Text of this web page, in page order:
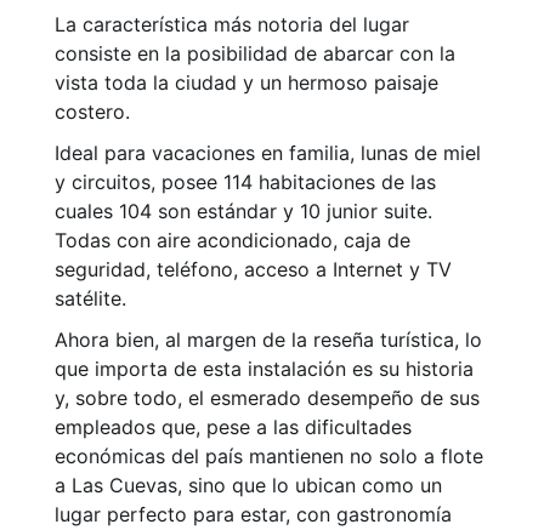
La característica más notoria del lugar
consiste en la posibilidad de abarcar con la
vista toda la ciudad y un hermoso paisaje
costero.
Ideal para vacaciones en familia, lunas de miel
y circuitos, posee 114 habitaciones de las
cuales 104 son estándar y 10 junior suite.
Todas con aire acondicionado, caja de
seguridad, teléfono, acceso a Internet y TV
satélite.
Ahora bien, al margen de la reseña turística, lo
que importa de esta instalación es su historia
y, sobre todo, el esmerado desempeño de sus
empleados que, pese a las dificultades
económicas del país mantienen no solo a flote
a Las Cuevas, sino que lo ubican como un
lugar perfecto para estar, con gastronomía